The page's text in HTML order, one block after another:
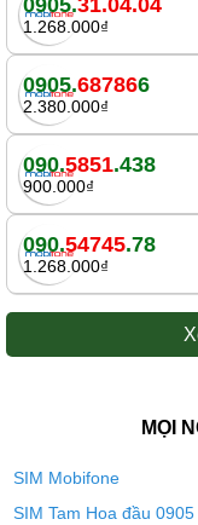
0905.31.04.04
1.268.000₫
0905.687866
2.380.000₫
090.5851.438
900.000₫
090.54745.78
1.268.000₫
MỌI
SIM Mobifone
SIM Tam Hoa đầu 0905